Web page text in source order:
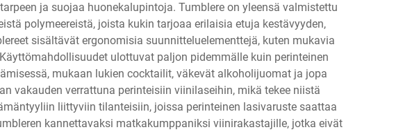
ja suojaa huonekalupintoja. Tumblere on yleensä valmistettu
polymeereistä, joista kukin tarjoaa erilaisia etuja kestävyyden,
sisältävät ergonomisia suunnitteluelementtejä, kuten mukavia
ulottuvat paljon pidemmälle kuin perinteinen
mukaan lukien cocktailit, väkevät alkoholijuomat ja jopa
vakauden verrattuna perinteisiin viinilaseihin, mikä tekee niistä
liittyviin tilanteisiin, joissa perinteinen lasivaruste saattaa
kannettavaksi matkakumppaniksi viinirakastajille, jotka eivät